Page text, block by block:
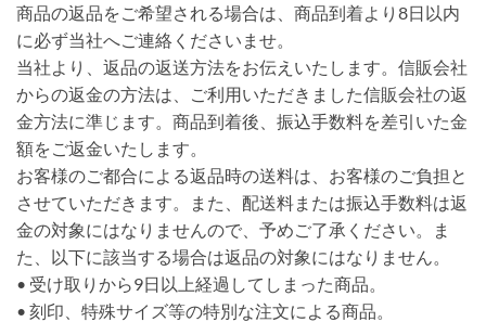
商品の返品をご希望される場合は、商品到着より8日以内
に必ず当社へご連絡くださいませ。
当社より、返品の返送方法をお伝えいたします。信販会社
からの返金の方法は、ご利用いただきました信販会社の返
金方法に準じます。商品到着後、振込手数料を差引いた金
額をご返金いたします。
お客様のご都合による返品時の送料は、お客様のご負担と
させていただきます。また、配送料または振込手数料は返
金の対象にはなりませんので、予めご了承ください。ま
た、以下に該当する場合は返品の対象にはなりません。
• 受け取りから9日以上経過してしまった商品。
• 刻印、特殊サイズ等の特別な注文による商品。